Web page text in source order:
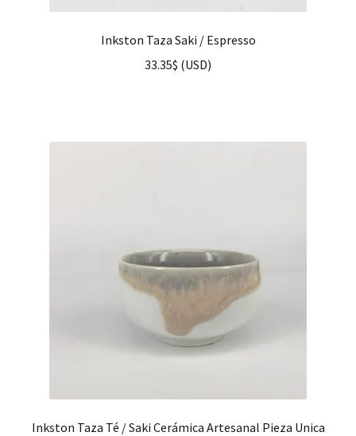
Inkston Taza Saki / Espresso
33.35$ (USD)
Inkston Taza Té / Saki Cerámica Artesanal Pieza Unica